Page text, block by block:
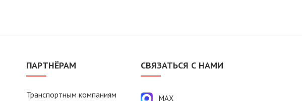
ПАРТНЁРАМ
Транспортным компаниям
СВЯЗАТЬСЯ С НАМИ
MAX